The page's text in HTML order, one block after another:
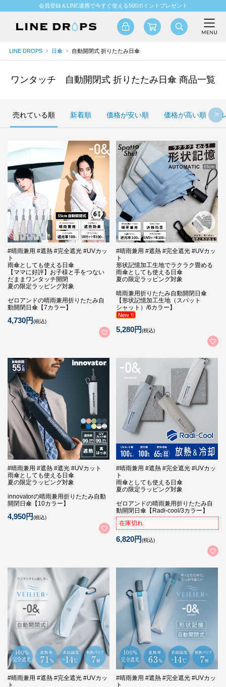
会員登録＆LINE連携で今すぐ使える500ポイントプレゼント
LINE DROPS 日傘 自動開閉式 折りたたみ日傘
ワンタッチ 自動開閉式 折りたたみ日傘 商品一覧
売れている順 新着順 価格が安い順 価格が高い順
#晴雨兼用 #遮熱 #完全遮光 #UVカッ
ト
雨傘としても使える日傘
【ママに好評】お子様と手をつない
だままワンタッチ開閉
夏の限定ラッピング対象
ゼロアンドの晴雨兼用折りたたみ自
動開閉日傘【7カラー】
4,730円(税込)
#晴雨兼用 #遮熱 #完全遮光 #UVカッ
ト
形状記憶加工生地でラクラク畳める
雨傘としても使える日傘
夏の限定ラッピング対象
晴雨兼用折りたたみ自動開閉日傘
【形状記憶加工生地（スパット
シャット）/6カラー】
5,280円(税込)
#晴雨兼用 #遮熱 #遮光 #UVカット
雨傘としても使える日傘
夏の限定ラッピング対象
innovatorの晴雨兼用折りたたみ自動
開閉日傘【10カラー】
4,950円(税込)
#晴雨兼用 #遮熱 #完全遮光 #UVカッ
ト
雨傘としても使える日傘
夏の限定ラッピング対象
ゼロアンドの晴雨兼用折りたたみ自
動開閉日傘【Radi-cool/3カラー】
在庫切れ
6,820円(税込)
#晴雨兼用 #遮熱 #完全遮光 #UVカッ
ト
#晴雨兼用 #遮熱 #完全遮光 #UVカッ
ト